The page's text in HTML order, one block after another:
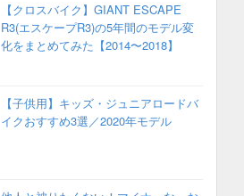
【クロスバイク】GIANT ESCAPE
R3(エスケープR3)の5年間のモデル変
化をまとめてみた【2014〜2018】
【子供用】キッズ・ジュニアロードバ
イクおすすめ3選／2020年モデル